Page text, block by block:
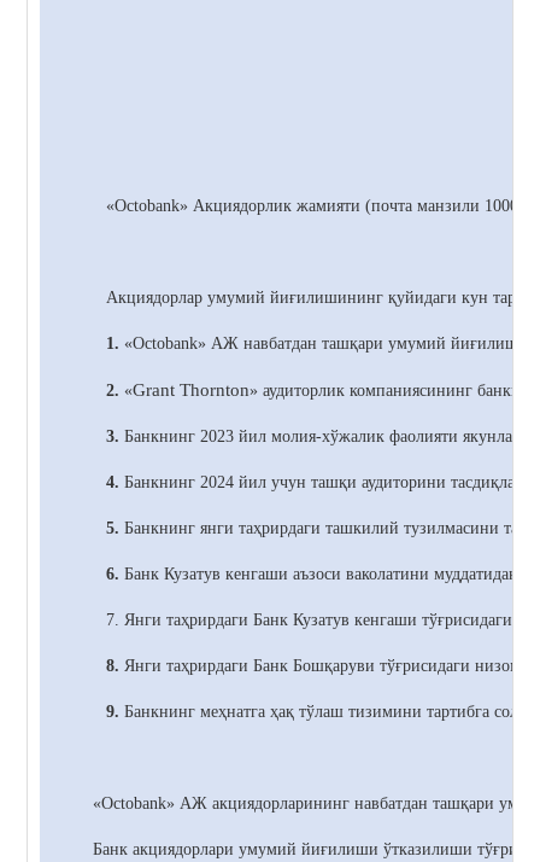
«Octobank» Акциядорлик жамияти (почта манзили
Акциядорлар умумий йиғилишининг қуйидаги кун
1. «Octobank» АЖ навбатдан ташқари умумий
2. «Grant Thornton» аудиторлик компаниясининг
3. Банкнинг 2023 йил молия-хўжалик фаолияти якунлари
4. Банкнинг 2024 йил учун ташқи аудиторини тасдиқлаш
5. Банкнинг янги таҳрирдаги ташкилий тузилмасини
6.Банк Кузатув кенгаши аъзоси ваколатини муддатидан
7. Янги таҳрирдаги Банк Кузатув кенгаши тўғрисидаги
8.Янги таҳрирдаги Банк Бошқаруви тўғрисидаги
9. Банкнинг меҳнатга ҳақ тўлаш тизимини тартибга
«Octobank» АЖ акциядорларининг навбатдан ташқари
Банк акциядорлари умумий йиғилиши ўтказилиши